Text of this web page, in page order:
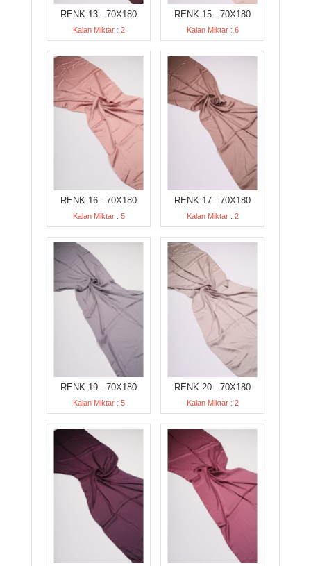
RENK-13 - 70X180
Kalan Miktar : 2
RENK-15 - 70X180
Kalan Miktar : 6
RENK-16 - 70X180
Kalan Miktar : 5
RENK-17 - 70X180
Kalan Miktar : 2
RENK-19 - 70X180
Kalan Miktar : 5
RENK-20 - 70X180
Kalan Miktar : 2